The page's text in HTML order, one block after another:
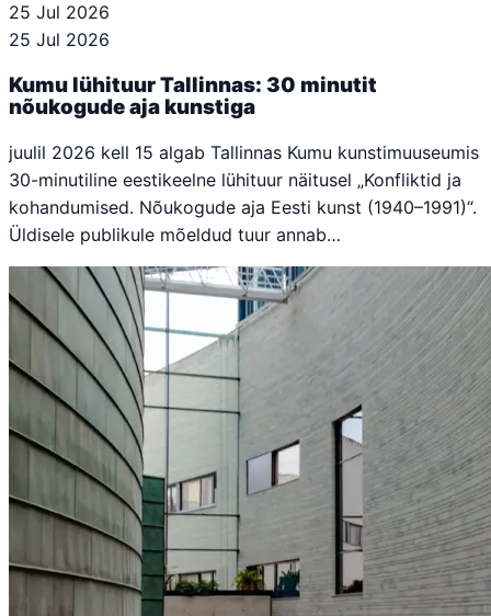
25 Jul 2026
25 Jul 2026
Kumu lühituur Tallinnas: 30 minutit
nõukogude aja kunstiga
juulil 2026 kell 15 algab Tallinnas Kumu kunstimuuseumis
30-minutiline eestikeelne lühituur näitusel „Konfliktid ja
kohandumised. Nõukogude aja Eesti kunst (1940–1991)“.
Üldisele publikule mõeldud tuur annab…